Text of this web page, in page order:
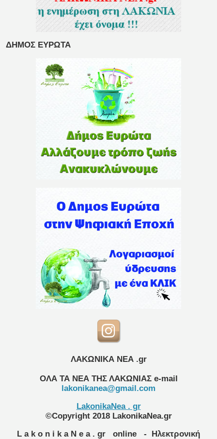
ΔΗΜΟΣ ΕΥΡΩΤΑ
ΛΑΚΩΝΙΚΑ ΝΕΑ .gr
ΟΛΑ ΤΑ ΝΕΑ ΤΗΣ ΛΑΚΩΝΙΑΣ e-mail
lakonikanea@gmail.com
LakonikaNea . gr
©Copyright 2018 LakonikaNea.gr
L a k o n i k a N e a . gr
online
- Ηλεκτρονική